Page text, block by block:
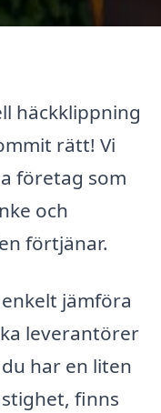
häckklippning
rätt! Vi
företag som
och
förtjänar.
jämföra
leverantörer
har en liten
finns